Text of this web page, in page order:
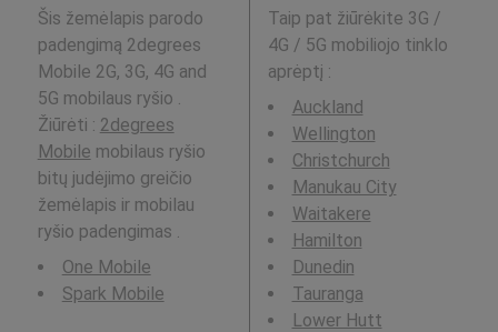
Šis žemėlapis parodo
padengimą 2degrees
Mobile 2G, 3G, 4G and
5G mobilaus ryšio .
Žiūrėti : 2degrees
Mobile mobilaus ryšio
bitų judėjimo greičio
žemėlapis ir mobilau
ryšio padengimas .
One Mobile
Spark Mobile
Taip pat žiūrėkite 3G /
4G / 5G mobiliojo tinklo
aprėptį :
Auckland
Wellington
Christchurch
Manukau City
Waitakere
Hamilton
Dunedin
Tauranga
Lower Hutt